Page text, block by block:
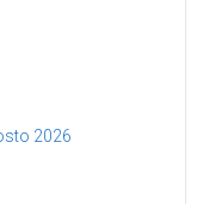
2026